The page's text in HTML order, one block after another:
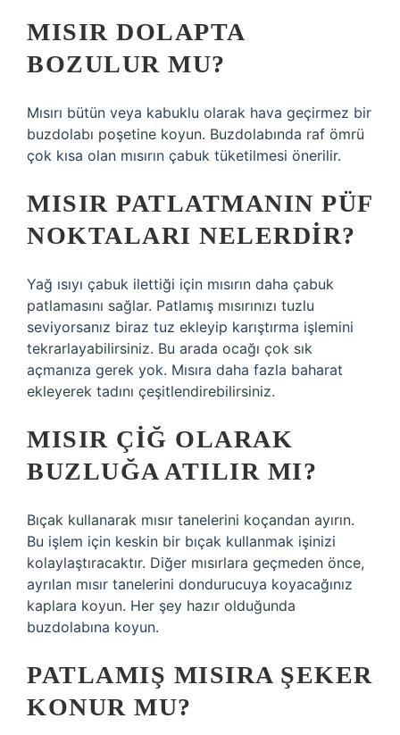
MISIR DOLAPTA
BOZULUR MU?
Mısırı bütün veya kabuklu olarak hava geçirmez bir
buzdolabı poşetine koyun. Buzdolabında raf ömrü
çok kısa olan mısırın çabuk tüketilmesi önerilir.
MISIR PATLATMANIN PÜF
NOKTALARI NELERDIR?
Yağ ısıyı çabuk ilettiği için mısırın daha çabuk
patlamasını sağlar. Patlamış mısırınızı tuzlu
seviyorsanız biraz tuz ekleyip karıştırma işlemini
tekrarlayabilirsiniz. Bu arada ocağı çok sık
açmanıza gerek yok. Mısıra daha fazla baharat
ekleyerek tadını çeşitlendirebilirsiniz.
MISIR ÇIĞ OLARAK
BUZLUĞA ATILIR MI?
Bıçak kullanarak mısır tanelerini koçandan ayırın.
Bu işlem için keskin bir bıçak kullanmak işinizi
kolaylaştıracaktır. Diğer mısırlara geçmeden önce,
ayrılan mısır tanelerini dondurucuya koyacağınız
kaplara koyun. Her şey hazır olduğunda
buzdolabına koyun.
PATLAMIŞ MISIRA ŞEKER
KONUR MU?